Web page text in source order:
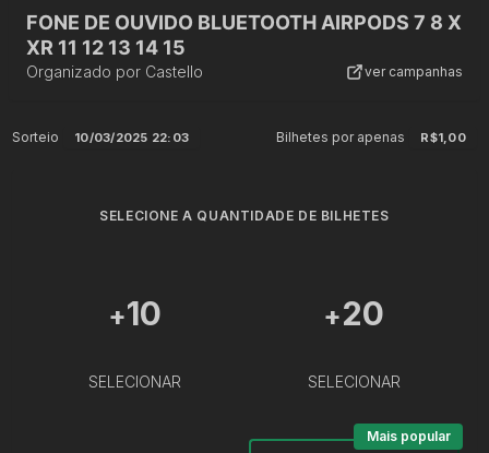
FONE DE OUVIDO BLUETOOTH AIRPODS 7 8 X
XR 11 12 13 14 15
Organizado por Castello ver campanhas
Sorteio 10/03/2025 22:03 Bilhetes por apenas R$1,00
SELECIONE A QUANTIDADE DE BILHETES
+10
SELECIONAR
+20
SELECIONAR
Mais popular